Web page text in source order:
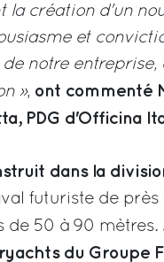
la création d'un
et
de notre
», ont commenté
PDG d'Officina
dans la
futuriste de
de 50 à 90 mètres.
du Groupe